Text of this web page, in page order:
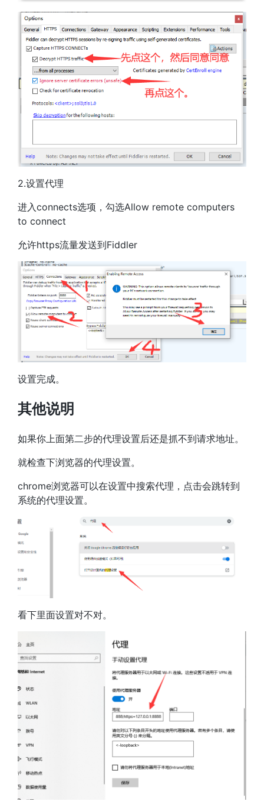
2.设置代理
进入connects选项，勾选Allow remote computers
to connect
允许https流量发送到Fiddler
设置完成。
其他说明
如果你上面第二步的代理设置后还是抓不到请求地址。
就检查下浏览器的代理设置。
chrome浏览器可以在设置中搜索代理，点击会跳转到
系统的代理设置。
看下里面设置对不对。